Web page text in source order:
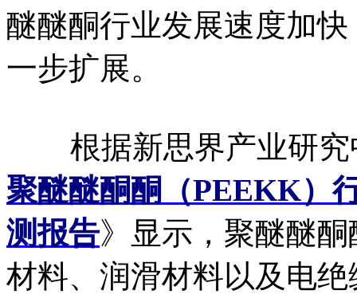
醚醚酮行业发展速度加
一步扩展。
根据新思界产业研究
聚醚醚酮酮（PEEKK）
测报告》显示，聚醚醚
材料、润滑材料以及电